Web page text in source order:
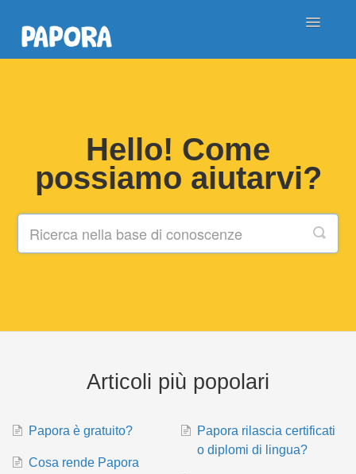
Toggle
Hello! Come
possiamo aiutarvi?
Articoli più popolari
Papora è gratuito?
Cosa rende Papora
Papora rilascia certificati
o diplomi di lingua?